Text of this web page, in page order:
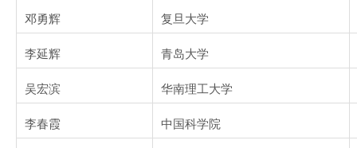
邓勇辉 复旦大学
李延辉 青岛大学
吴宏滨 华南理工大学
李春霞 中国科学院